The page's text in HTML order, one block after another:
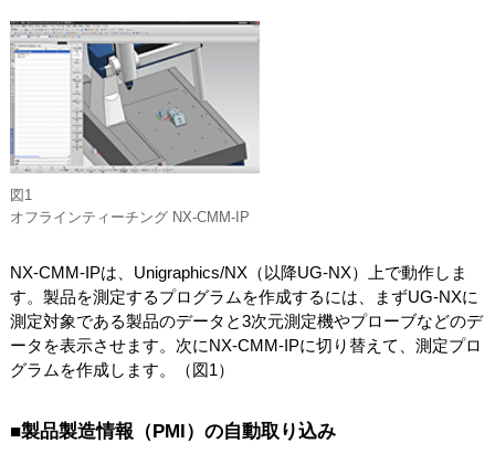
図1
オフラインティーチング NX-CMM-IP
NX-CMM-IPは、Unigraphics/NX（以降UG-NX）上で動作しま
す。製品を測定するプログラムを作成するには、まずUG-NXに
測定対象である製品のデータと3次元測定機やプローブなどのデ
ータを表示させます。次にNX-CMM-IPに切り替えて、測定プロ
グラムを作成します。（図1）
■製品製造情報（PMI）の自動取り込み